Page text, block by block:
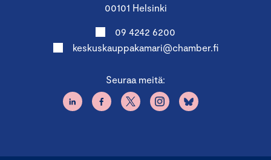
00101 Helsinki
09 4242 6200
keskuskauppakamari@chamber.fi
Seuraa meitä: